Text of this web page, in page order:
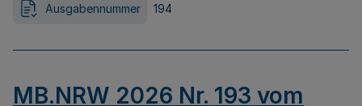
Ausgabennummer 194
MB.NRW 2026 Nr. 193 vom